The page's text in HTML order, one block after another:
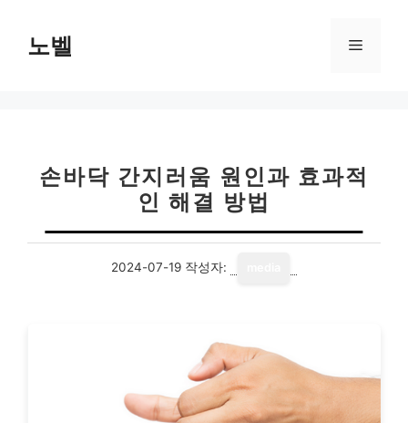
노벨 메
손바닥 간지러움 원인과 효과적
인 해결 방법
2024-07-19 작성자: